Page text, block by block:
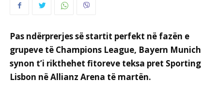
Pas ndërprerjes së startit perfekt në fazën e
grupeve të Champions League, Bayern Munich
synon t’i rikthehet fitoreve teksa pret Sporting
Lisbon në Allianz Arena të martën.